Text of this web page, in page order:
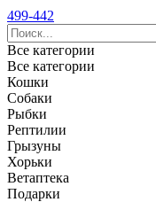
499-442
Все категории
Все категории
Кошки
Собаки
Рыбки
Рептилии
Грызуны
Хорьки
Ветаптека
Подарки